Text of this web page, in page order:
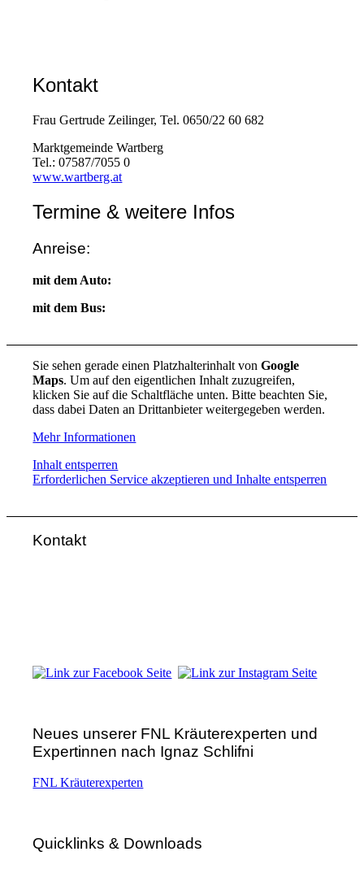
Kontakt
Frau Gertrude Zeilinger, Tel. 0650/22 60 682
Marktgemeinde Wartberg
Tel.: 07587/7055 0
www.wartberg.at
Termine & weitere Infos
Anreise:
mit dem Auto:
mit dem Bus:
Sie sehen gerade einen Platzhalterinhalt vonGoogle
Maps. Um auf den eigentlichen Inhalt zuzugreifen,
klicken Sie auf die Schaltfläche unten. Bitte beachten Sie,
dass dabei Daten an Drittanbieter weitergegeben werden.
Mehr Informationen
Inhalt entsperren
Erforderlichen Service akzeptieren und Inhalte entsperren
Kontakt
Neues unserer FNL Kräuterexperten und
Expertinnen nach Ignaz Schlifni
FNL Kräuterexperten
Quicklinks & Downloads